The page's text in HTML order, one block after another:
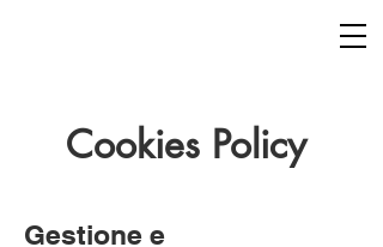
Cookies Policy
Gestione e